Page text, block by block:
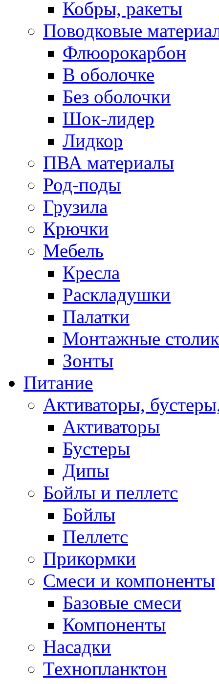
Кобры, ракеты
Поводковые
Флюорокарбон
В оболочке
Без оболочки
Шок-лидер
Лидкор
ПВА материалы
Род-поды
Грузила
Крючки
Мебель
Кресла
Раскладушки
Палатки
Монтажные
Зонты
Питание
Активаторы,
Активаторы
Бустеры
Дипы
Бойлы и пеллетс
Бойлы
Пеллетс
Прикормки
Смеси и компоненты
Базовые смеси
Компоненты
Насадки
Технопланктон